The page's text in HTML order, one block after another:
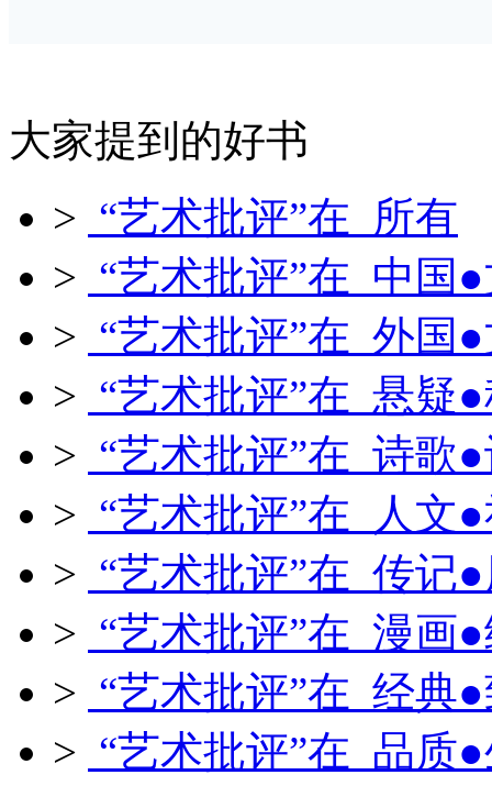
大家提到的好书
> “艺术批评”在 所有
> “艺术批评”在 中国
> “艺术批评”在 外国
> “艺术批评”在 悬疑
> “艺术批评”在 诗歌
> “艺术批评”在 人文
> “艺术批评”在 传记
> “艺术批评”在 漫画
> “艺术批评”在 经典
> “艺术批评”在 品质